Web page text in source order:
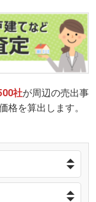
社が周辺の売出事
格を算出します。